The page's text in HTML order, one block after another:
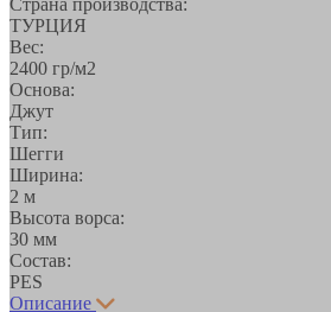
ТУРЦИЯ
Вес:
2400 гр/м2
Основа:
Джут
Тип:
Шегги
Ширина:
2 м
Высота ворса:
30 мм
Состав:
PES
Описание